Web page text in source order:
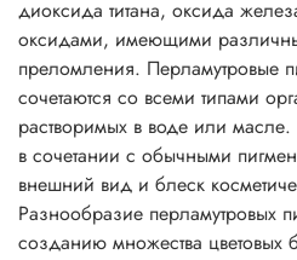
абсорбирующих красителей
оттенок меняется в
розовый лак с фиолетовым
полученная таким способом,
смотрится в прозрачной
Перламутровые пигменты могут
серебряный, золотой,
блеск. Это зависит от размеров
в перламутровых пигментах.
диоксида титана, оксида
оксидами, имеющими
преломления. Перламутровые
сочетаются со всеми типами
растворимых в воде или
в сочетании с обычными
внешний вид и блеск
Разнообразие перламутровых
созданию множества цветовых